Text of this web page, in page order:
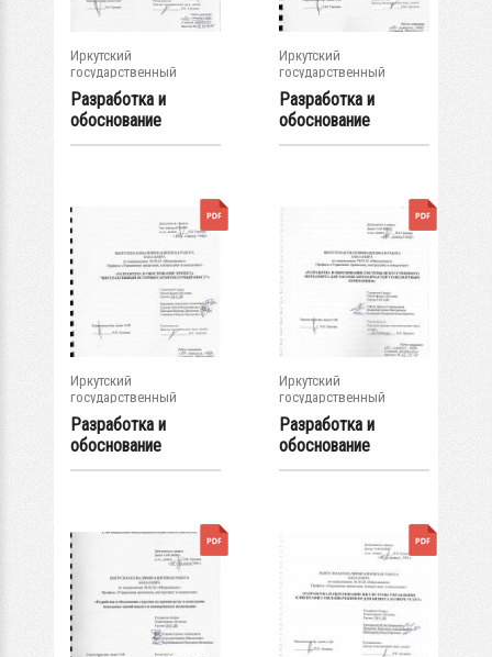
Иркутский
государственный
университет
Разработка и
обоснование
стартап-проекта
Иркутский
государственный
университет
Разработка и
обоснование
стартап-проекта
Иркутский
государственный
университет
Разработка и
обоснование
проекта
Иркутский
государственный
университет
Разработка и
обоснование
системы